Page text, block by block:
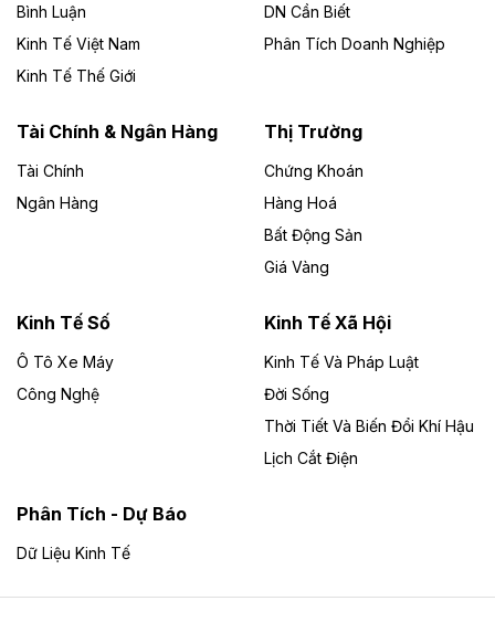
Theo vietnamfinance.vn
Đức Long Gia Lai mở rộng ‘hệ sinh thái’
Lai
Bốn doanh nghiệp có sự góp vốn của Công ty Cổ
phần Tập đoàn Đức Long Gia Lai (HoSE: DLG) được
Gia Lai với tổng vốn hơn 4.750 tỷ đồng.
Đồng Nai cho thuê gần 59 ha đất làm khu
công nghiệp ở Long Thành
UBND TP Đồng Nai cho Công ty Amata thuê gần 59 ha
đất để đầu tư khu công nghiệp công nghệ cao Long
Đề xuất hỗ trợ 20.000 tỷ đồng làm cao tốc
Thái Nguyên - Lạng Sơn
Bình Luận
Kinh Tế Việt Nam
Kinh Tế Thế Giới
DN Cần Biết
Phân Tích Doanh Nghiệp
Tài Chính & Ngân Hàng
Tài Chính
Ngân Hàng
Thị Trường
Chứng Khoán
Hàng Hoá
Bất Động Sản
Giá Vàng
Kinh Tế Số
Ô Tô Xe Máy
Công Nghệ
Kinh Tế Xã Hội
Kinh Tế Và Pháp Luật
Đời Sống
Thời Tiết Và Biến Đổi Khí Hậu
Lịch Cắt Điện
Phân Tích - Dự Báo
Dữ Liệu Kinh Tế